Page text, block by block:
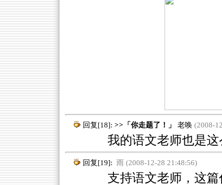
回复[18]: >>「你走题了！」 老唤(2008-
我的语文老师也是这
回复[19]: 雨 (2008-12-28 21:48:56)
支持语文老师，这篇